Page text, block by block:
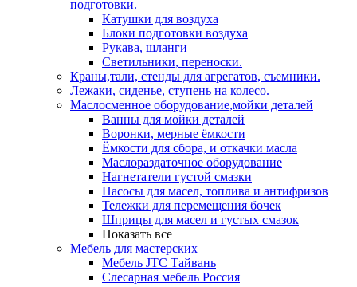
подготовки.
Катушки для воздуха
Блоки подготовки воздуха
Рукава, шланги
Светильники, переноски.
Краны,тали, стенды для агрегатов, съемники.
Лежаки, сиденье, ступень на колесо.
Маслосменное оборудование,мойки деталей
Ванны для мойки деталей
Воронки, мерные ёмкости
Ёмкости для сбора, и откачки масла
Маслораздаточное оборудование
Нагнетатели густой смазки
Насосы для масел, топлива и антифризов
Тележки для перемещения бочек
Шприцы для масел и густых смазок
Показать все
Мебель для мастерских
Мебель JTC Тайвань
Слесарная мебель Россия